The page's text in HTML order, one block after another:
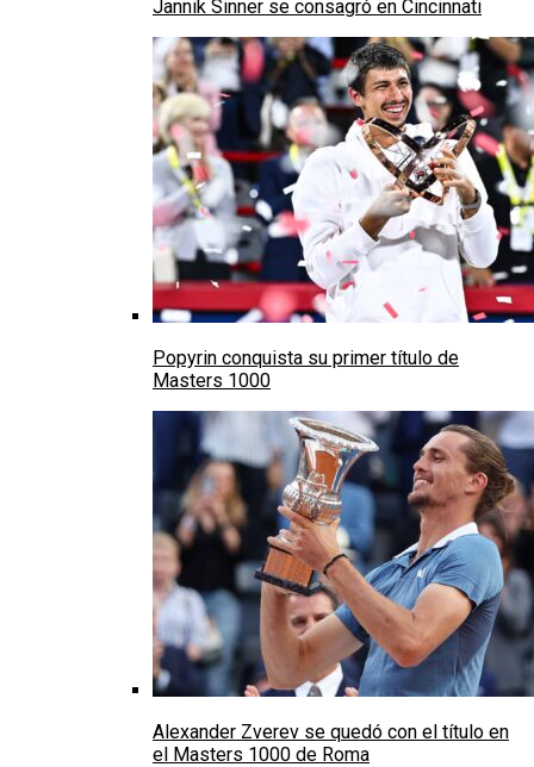
Jannik Sinner se consagró en Cincinnati
Popyrin conquista su primer título de
Masters 1000
Alexander Zverev se quedó con el título en
el Masters 1000 de Roma